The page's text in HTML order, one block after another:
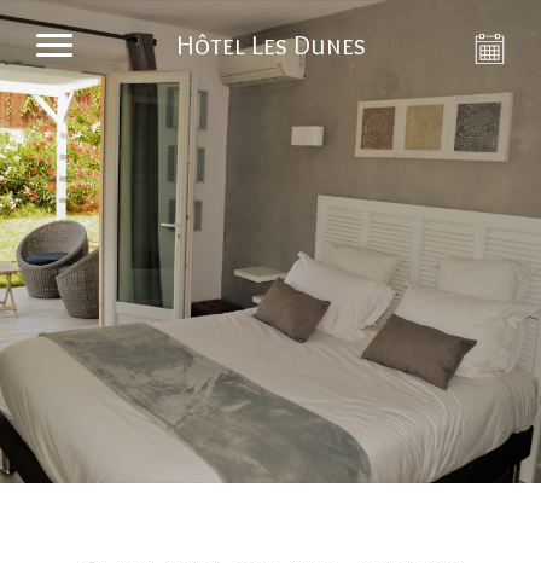
Hôtel Les Dunes